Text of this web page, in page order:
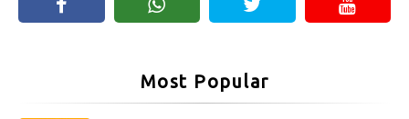
Most Popular